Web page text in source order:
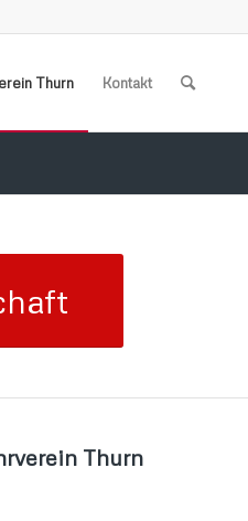
Thurn Kontakt
Thurn